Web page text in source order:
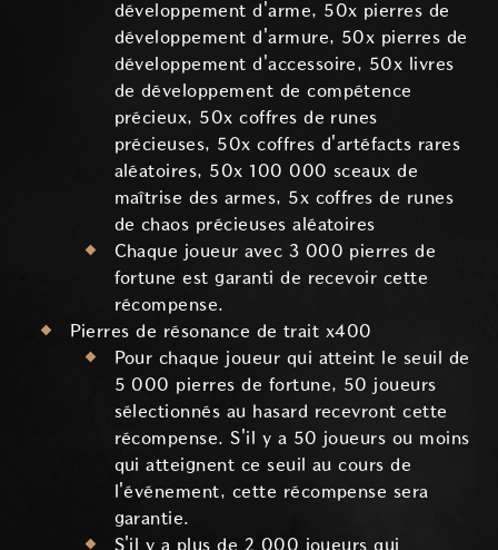
développement d'arme, 50x pierres de
développement d'armure, 50x pierres de
développement d'accessoire, 50x livres
de développement de compétence
précieux, 50x coffres de runes
précieuses, 50x coffres d'artéfacts rares
aléatoires, 50x 100 000 sceaux de
maîtrise des armes, 5x coffres de runes
de chaos précieuses aléatoires
Chaque joueur avec 3 000 pierres de
fortune est garanti de recevoir cette
récompense.
Pierres de résonance de trait x400
Pour chaque joueur qui atteint le seuil de
5 000 pierres de fortune, 50 joueurs
sélectionnés au hasard recevront cette
récompense. S'il y a 50 joueurs ou moins
qui atteignent ce seuil au cours de
l'événement, cette récompense sera
garantie.
S'il y a plus de 2 000 joueurs qui